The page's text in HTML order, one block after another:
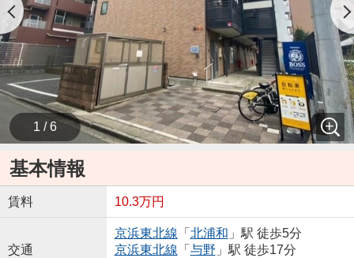
1 / 6
基本情報
賃料 10.3万円
交通
京浜東北線 「 北浦和 」駅 徒歩5分
京浜東北線 「 与野 」駅 徒歩17分